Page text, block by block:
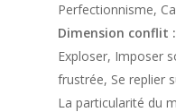
Perfectionnisme,
Dimension conflit :
Exploser, Imposer
frustrée, Se replier
La particularité du